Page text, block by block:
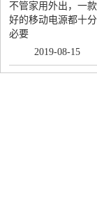
不管家用外出，一款
好的移动电源都十分
必要
2019-08-15